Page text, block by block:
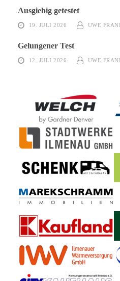
Ausgiebig getestet
19. JULI 2026 UWE
Gelungener Test
12. JULI 2026 UWE